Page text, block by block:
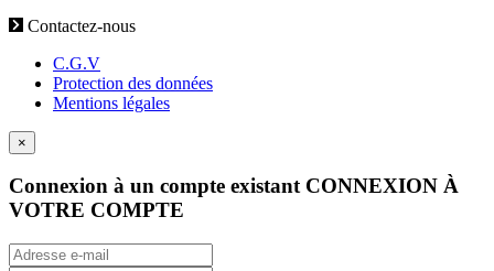
Contactez-nous
C.G.V
Protection des données
Mentions légales
×
Connexion à un compte existant CONNEXION À
VOTRE COMPTE